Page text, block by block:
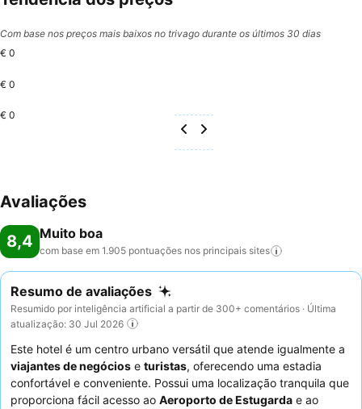
Com base nos preços mais baixos no trivago durante os últimos 30 dias
€ 0
€ 0
€ 0
Avaliações
8,4 Muito boa
com base em 1.905 pontuações nos principais sites
Resumo de avaliações
Resumido por inteligência artificial a partir de 300+ comentários · Última
atualização: 30 Jul 2026
Este hotel é um centro urbano versátil que atende igualmente a
viajantes de negócios e turistas, oferecendo uma estadia
confortável e conveniente. Possui uma localização tranquila que
proporciona fácil acesso ao Aeroporto de Estugarda e ao